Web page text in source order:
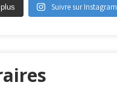
Suivre sur Instagram